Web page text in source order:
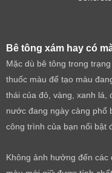
Bê tông xám hay có
Mặc dù bê tông trong
thuốc màu để tạo màu
thái của đỏ, vàng, xanh lá,
nước đang ngày càng phổ
công trình của bạn nổi bật
Không ảnh hưởng đến các